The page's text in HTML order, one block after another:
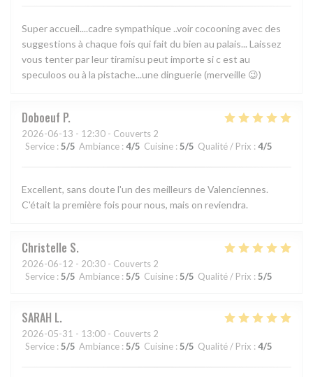
Super accueil....cadre sympathique ..voir cocooning avec des
suggestions à chaque fois qui fait du bien au palais... Laissez
vous tenter par leur tiramisu peut importe si c est au
speculoos ou à la pistache...une dinguerie (merveille 😉)
Doboeuf P
2026-06-13 - 12:30 - Couverts 2
Service : 5/5 Ambiance : 4/5 Cuisine : 5/5 Qualité / Prix : 4/5
Excellent, sans doute l'un des meilleurs de Valenciennes.
C'était la première fois pour nous, mais on reviendra.
Christelle S
2026-06-12 - 20:30 - Couverts 2
Service : 5/5 Ambiance : 5/5 Cuisine : 5/5 Qualité / Prix : 5/5
SARAH L
2026-05-31 - 13:00 - Couverts 2
Service : 5/5 Ambiance : 5/5 Cuisine : 5/5 Qualité / Prix : 4/5